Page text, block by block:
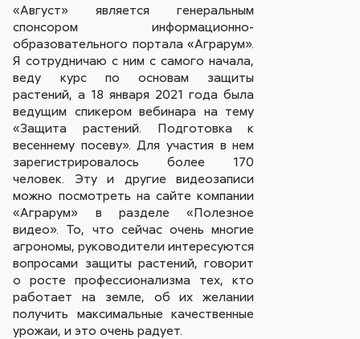
«Август» является генеральным
спонсором информационно-
образовательного портала «Аграрум».
Я сотрудничаю с ним с самого начала,
веду курс по основам защиты
растений, а 18 января 2021 года была
ведущим спикером вебинара на тему
«Защита растений. Подготовка к
весеннему посеву». Для участия в нем
зарегистрировалось более 170
человек. Эту и другие видеозаписи
можно посмотреть на сайте компании
«Аграрум» в разделе «Полезное
видео». То, что сейчас очень многие
агрономы, руководители интересуются
вопросами защиты растений, говорит
о росте профессионализма тех, кто
работает на земле, об их желании
получить максимальные качественные
урожаи, и это очень радует.